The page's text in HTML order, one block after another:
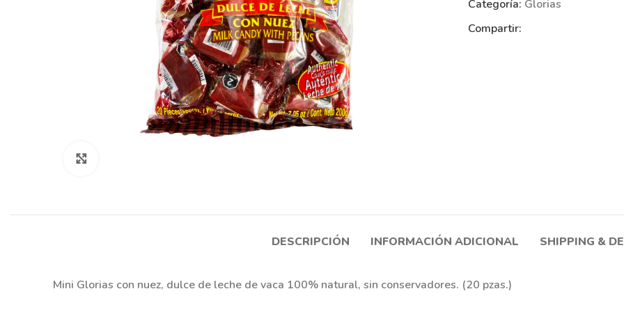
Categoría: Glorias
Compartir:
DESCRIPCIÓN INFORMACIÓN ADICIONAL SHIPPING &
Mini Glorias con nuez, dulce de leche de vaca 100% natural, sin conservadores. (20 pzas.)